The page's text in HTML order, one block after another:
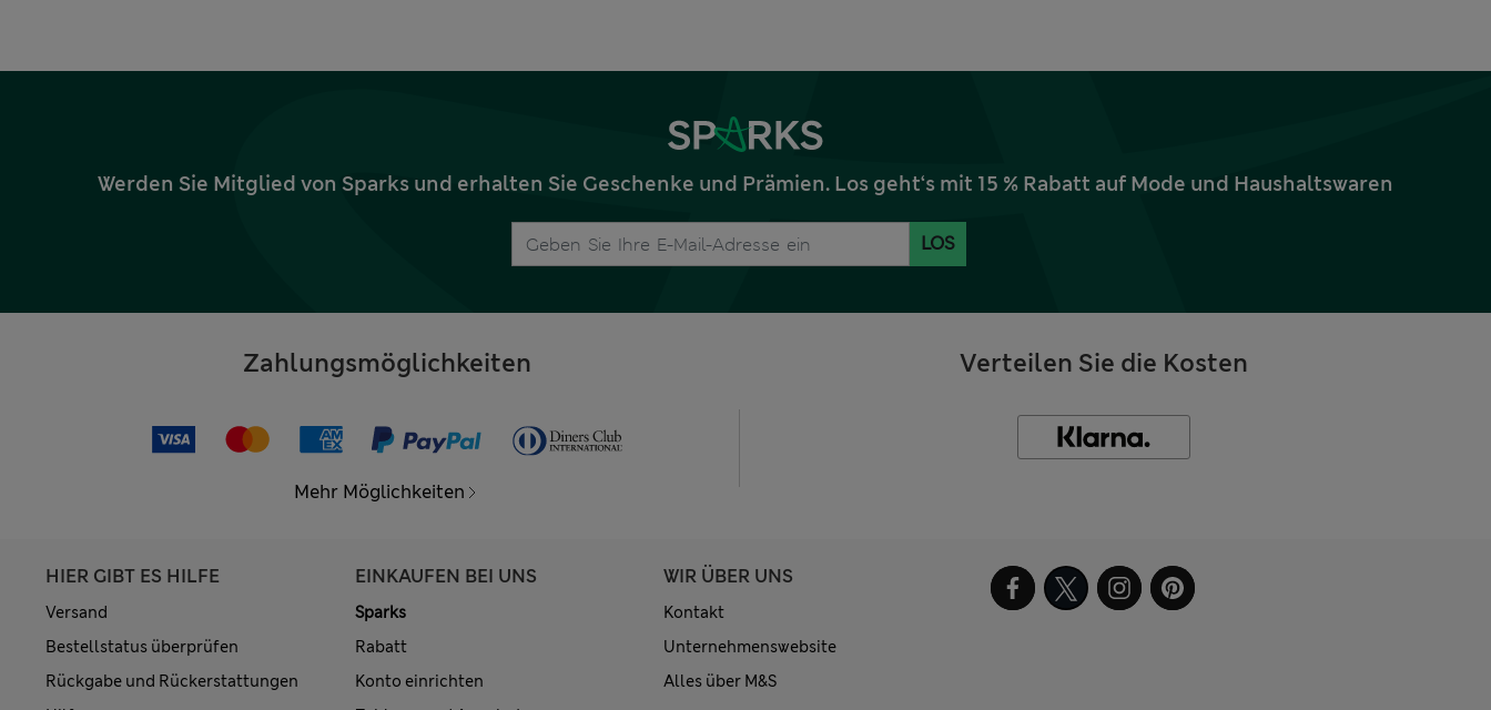
Werden Sie Mitglied von Sparks und erhalten Sie Geschenke und Prämien. Los geht‘s mit 15 % Rabatt auf Mode und Haushaltswaren
LOS
Zahlungsmöglichkeiten
Mehr Möglichkeiten
Verteilen Sie die Kosten
HIER GIBT ES HILFE
Versand
Bestellstatus überprüfen
Rückgabe und Rückerstattungen
EINKAUFEN BEI UNS
Sparks
Rabatt
Konto einrichten
WIR ÜBER UNS
Kontakt
Unternehmenswebsite
Alles über M&S